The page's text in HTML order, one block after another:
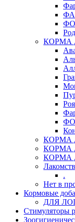
КОРМА
КОРМА
КОРМА
КОРМА
.
Нет в
Кормовые
ДЛЯ
Стимуляторы